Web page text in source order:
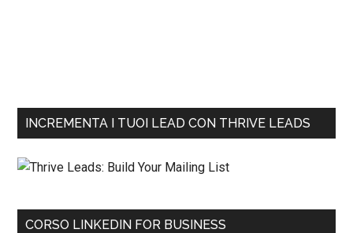
INCREMENTA I TUOI LEAD CON THRIVE LEADS
CORSO LINKEDIN FOR BUSINESS